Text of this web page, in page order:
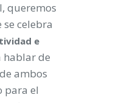
queremos
celebra
e
hablar de
ambos
para el